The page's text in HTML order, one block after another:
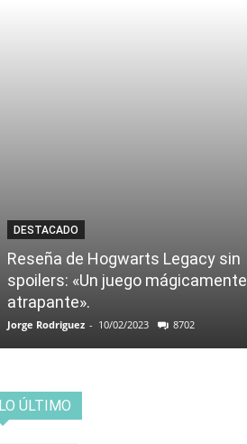
DESTACADO
Reseña de Hogwarts Legacy sin
spoilers: «Un juego mágicamente
atrapante».
Jorge Rodriguez - 10/02/2023 8702
LO ÚLTIMO